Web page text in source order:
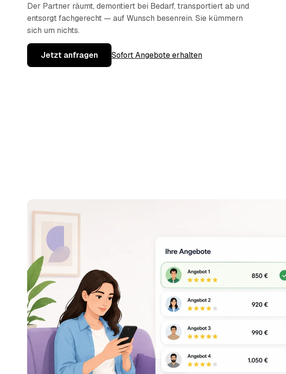
Der Partner räumt, demontiert bei Bedarf, transportiert ab und
entsorgt fachgerecht — auf Wunsch besenrein. Sie kümmern
sich um nichts.
Jetzt anfragen Sofort Angebote erhalten